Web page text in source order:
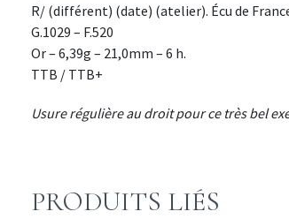
R/ (différent) (date) (atelier). Écu de
G.1029 – F.520
Or – 6,39g – 21,0mm – 6 h.
TTB / TTB+
Usure régulière au droit pour ce très bel
PRODUITS LIÉS